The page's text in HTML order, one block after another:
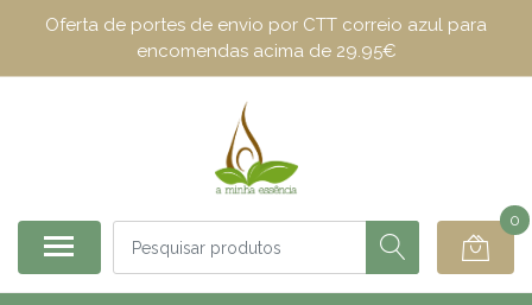
Oferta de portes de envio por CTT correio azul para
encomendas acima de 29.95€
0